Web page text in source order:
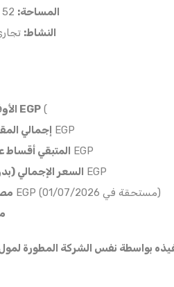
المساحة:
النشاط:
EGP (
إجمالي 8,789,000 EGP
المتبقي أقساط على 5 11,039,946 EGP
السعر الإجمالي 19,228,946 EGP
1,346,315 EGP (مستحقة في 01/07/2026)
بواسطة نفس الشركة المطورة لمول 101 في الداون تاون